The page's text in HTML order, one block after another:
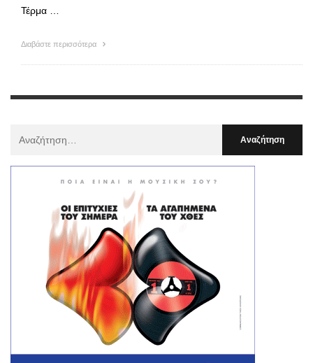
Τέρμα …
Διαβάστε περισσότερα
: